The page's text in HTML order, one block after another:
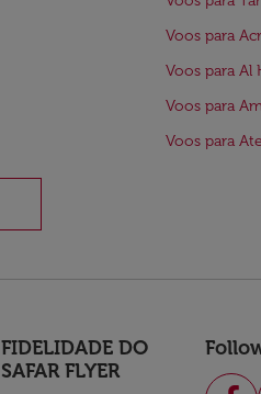
Voos para
Voos para Al
Voos para
Voos para
FIDELIDADE DO
SAFAR FLYER